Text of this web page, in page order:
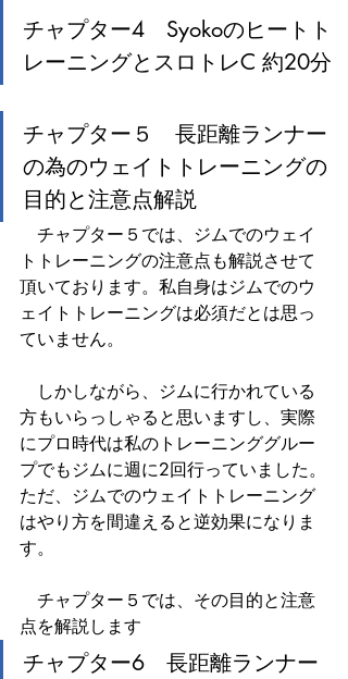
チャプター4　Syokoのヒートト
レーニングとスロトレC 約20分
チャプター５　長距離ランナー
の為のウェイトトレーニングの
目的と注意点解説
チャプター５では、ジムでのウェイ
トトレーニングの注意点も解説させて
頂いております。私自身はジムでのウ
ェイトトレーニングは必須だとは思っ
ていません。
しかしながら、ジムに行かれている
方もいらっしゃると思いますし、実際
にプロ時代は私のトレーニンググルー
プでもジムに週に2回行っていました。
ただ、ジムでのウェイトトレーニング
はやり方を間違えると逆効果になりま
す。
チャプター５では、その目的と注意
点を解説します
チャプター6　長距離ランナー